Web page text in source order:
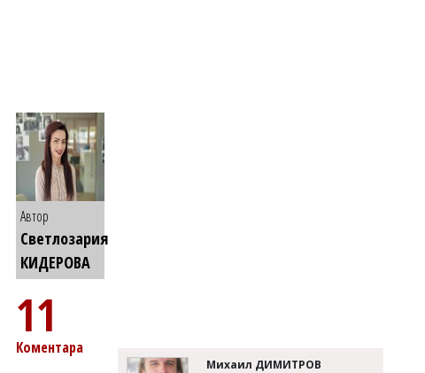
Автор
Светлозария
КИДЕРОВА
11
Коментара
Михаил ДИМИТРОВ